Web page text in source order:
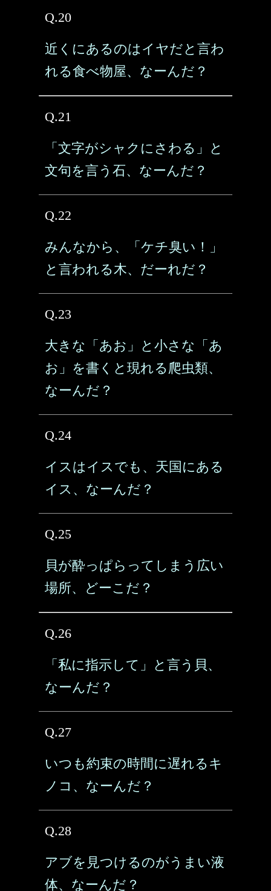
Q.20
近くにあるのはイヤだと言わ
れる食べ物屋、なーんだ？
Q.21
「文字がシャクにさわる」と
文句を言う石、なーんだ？
Q.22
みんなから、「ケチ臭い！」
と言われる木、だーれだ？
Q.23
大きな「あお」と小さな「あ
お」を書くと現れる爬虫類、
なーんだ？
Q.24
イスはイスでも、天国にある
イス、なーんだ？
Q.25
貝が酔っぱらってしまう広い
場所、どーこだ？
Q.26
「私に指示して」と言う貝、
なーんだ？
Q.27
いつも約束の時間に遅れるキ
ノコ、なーんだ？
Q.28
アブを見つけるのがうまい液
体、なーんだ？